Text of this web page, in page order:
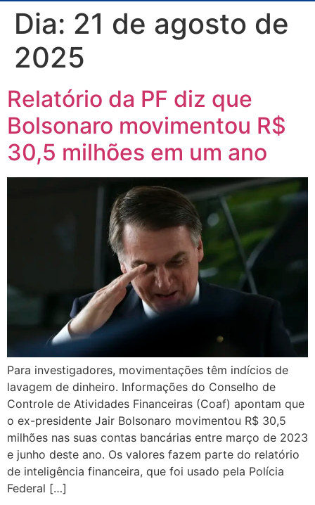
Dia: 21 de agosto de
2025
Relatório da PF diz que
Bolsonaro movimentou R$
30,5 milhões em um ano
Para investigadores, movimentações têm indícios de
lavagem de dinheiro. Informações do Conselho de
Controle de Atividades Financeiras (Coaf) apontam que
o ex-presidente Jair Bolsonaro movimentou R$ 30,5
milhões nas suas contas bancárias entre março de 2023
e junho deste ano. Os valores fazem parte do relatório
de inteligência financeira, que foi usado pela Polícia
Federal […]